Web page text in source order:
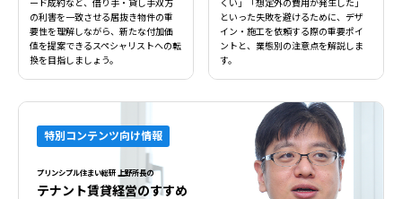
ード成約など、借り手・貸し手双方
の利害を一致させる居抜き物件の重
要性を理解しながら、新たな付加価
値を提案できるスペシャリストへの転
換を目指しましょう。
くい」「想定外の費用が発生した」
といった失敗を避けるために、デザ
イン・施工を依頼する際の重要ポイ
ントと、業態別の注意点を解説しま
す。
特別コンテンツ向け情報
プリンシプル住まい総研 上野所長の
テナント賃貸経営のすすめ